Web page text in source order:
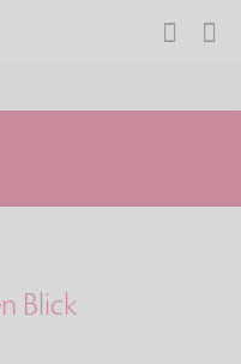
Blick